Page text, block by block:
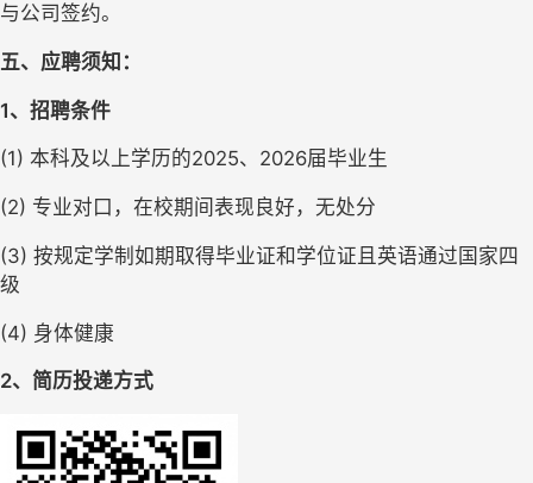
与公司签约。
五、应聘须知：
1、招聘条件
(1) 本科及以上学历的2025、2026届毕业生
(2) 专业对口，在校期间表现良好，无处分
(3) 按规定学制如期取得毕业证和学位证且英语通过国家四
级
(4) 身体健康
2、简历投递方式